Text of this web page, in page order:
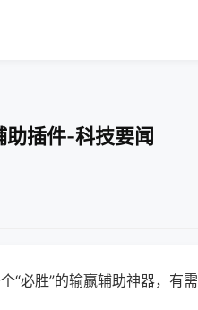
助插件-科技要闻
“必胜”的输赢辅助神器，有需